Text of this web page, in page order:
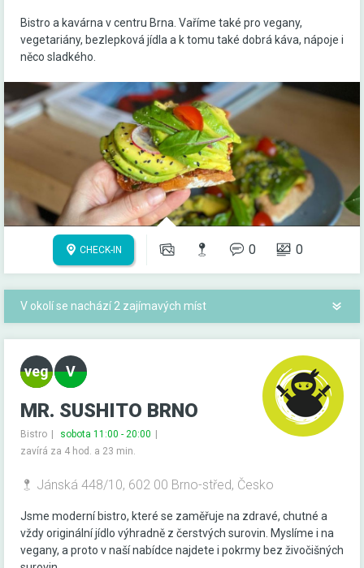
Bistro a kavárna v centru Brna. Vaříme také pro vegany,
vegetariány, bezlepková jídla a k tomu také dobrá káva, nápoje i
něco sladkého.
CHECK-IN 0 0
V okolí se nachází 2 zajímavých míst
MR. SUSHITO BRNO
Bistro
sobota 11:00 - 20:00
zavírá za 4 hod. a 23 min.
Jánská 448/10, 602 00 Brno-střed, Česko
Jsme moderní bistro, které se zaměřuje na zdravé, chutné a
vždy originální jídlo výhradně z čerstvých surovin. Myslíme i na
vegany, a proto v naší nabídce najdete i pokrmy bez živočišných